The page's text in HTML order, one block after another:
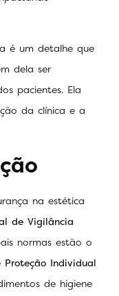
é um detalhe que
dela ser
pacientes. Ela
da clínica e a
na estética
de Vigilância
normas estão o
Proteção Individual
de higiene